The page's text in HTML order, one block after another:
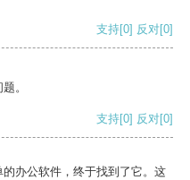
支持[0] 反对[0]
。
支持[0] 反对[0]
办公软件，终于找到了它。这